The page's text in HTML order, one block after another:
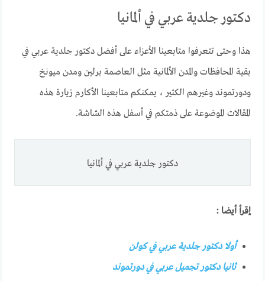
دكتور جلدية عربي في ألمانيا
هذا وحتى تتعرفوا متابعينا الأعزاء على أفضل دكتور جلدية عربي في
بقية المحافظات والمدن الألمانية مثل العاصمة برلين ومدن ميونخ
ودورتموند وغيرهم الكثير ، يمكنكم متابعينا الأكارم زيارة هذه
المقالات الموضوعة على ذمتكم في أسفل هذه الشاشة.
دكتور جلدية عربي في ألمانيا
إقرأ أيضا :
أولا دكتور جلدية عربي في كولن
ثانيا دكتور تجميل عربي في دورتموند